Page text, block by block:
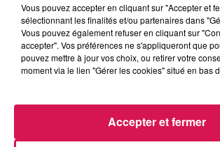
Vous pouvez accepter en cliquant sur "Accepter et
sélectionnant les finalités et/ou partenaires dans
Vous pouvez également refuser en cliquant sur
accepter". Vos préférences ne s'appliqueront que
pouvez mettre à jour vos choix, ou retirer votre
moment via le lien "Gérer les cookies" situé en bas
Accepter et fermer